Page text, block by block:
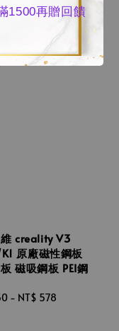
1500再贈回饋
creality V3
原廠磁性鋼板
磁吸鋼板 PEI鋼
- NT$ 578